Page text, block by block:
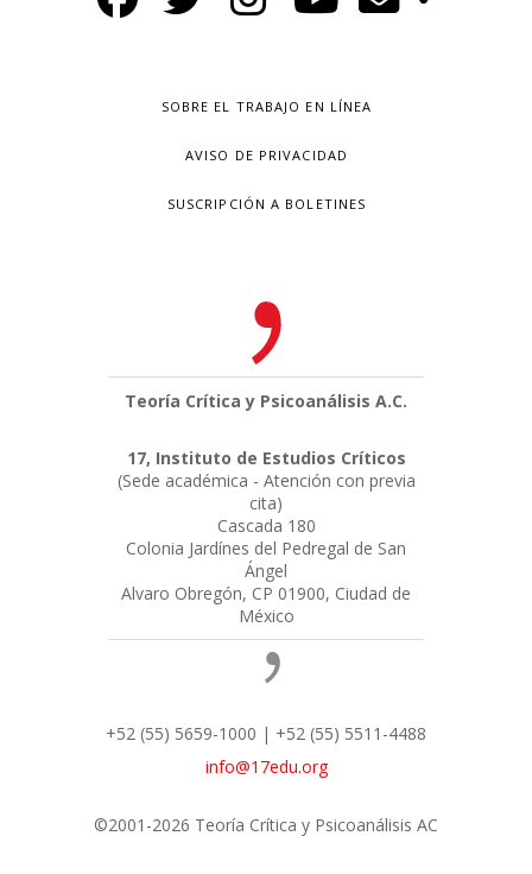
SOBRE EL TRABAJO EN LÍNEA
AVISO DE PRIVACIDAD
SUSCRIPCIÓN A BOLETINES
Teoría Crítica y Psicoanálisis A.C.
17, Instituto de Estudios Críticos
(Sede académica - Atención con previa
cita)
Cascada 180
Colonia Jardínes del Pedregal de San
Ángel
Alvaro Obregón, CP 01900, Ciudad de
México
+52 (55) 5659-1000 | +52 (55) 5511-4488
info@17edu.org
©2001-2026 Teoría Crítica y Psicoanálisis AC